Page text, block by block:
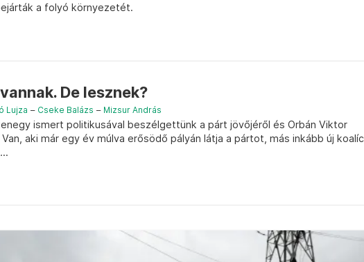
a folyó környezetét.
De lesznek?
Lujza – Cseke Balázs – Mizsur András
ismert politikusával beszélgettünk a párt jövőjéről és Orbán Viktor
aki már egy év múlva erősödő pályán látja a pártot, más inkább új